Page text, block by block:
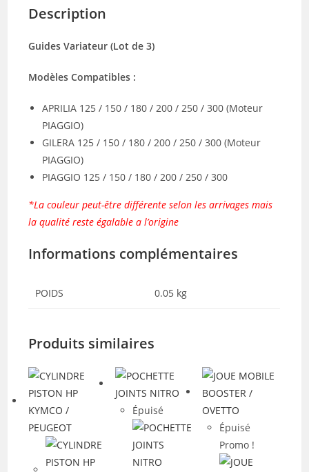
300
Description
Guides Variateur (Lot de 3)
Modèles Compatibles :
APRILIA 125 / 150 / 180 / 200 / 250 / 300 (Moteur
PIAGGIO)
GILERA 125 / 150 / 180 / 200 / 250 / 300 (Moteur
PIAGGIO)
PIAGGIO 125 / 150 / 180 / 200 / 250 / 300
*La couleur peut-être différente selon les arrivages mais
la qualité reste égalable a l’origine
Informations complémentaires
POIDS 0.05 kg
Produits similaires
Épuisé
Épuisé
Promo !